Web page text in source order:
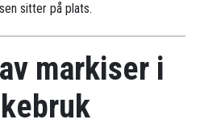
sitter på plats.
markiser i